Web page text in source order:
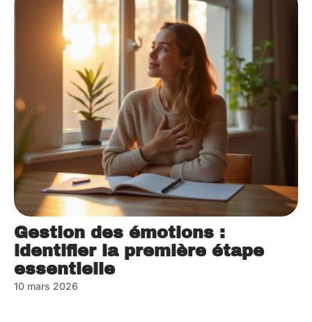
Gestion des émotions :
identifier la première étape
essentielle
10 mars 2026